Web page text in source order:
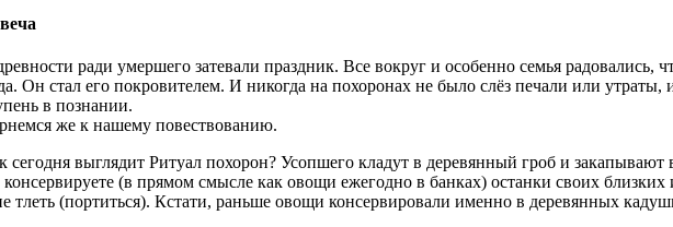
ради умершего затевали праздник. Все вокруг и особенно семья
Он стал его покровителем. И никогда на похоронах не было слёз печали или
в познании.
же к нашему повествованию.
сегодня выглядит Ритуал похорон? Усопшего кладут в деревянный гроб и
(в прямом смысле как овощи ежегодно в банках) останки своих
тлеть (портиться). Кстати, раньше овощи консервировали именно в деревянных